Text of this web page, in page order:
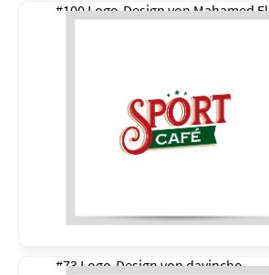
#100 Logo-Design vonMahamed El
#73 Logo-Design vondavincho